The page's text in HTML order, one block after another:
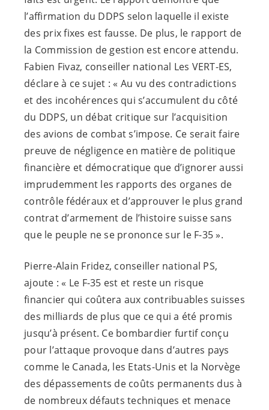
l’affirmation du DDPS selon laquelle il existe
des prix fixes est fausse. De plus, le rapport de
la Commission de gestion est encore attendu.
Fabien Fivaz, conseiller national Les VERT-​ES,
déclare à ce sujet : « Au vu des contradictions
et des incohérences qui s’accumulent du côté
du DDPS, un débat critique sur l’acquisition
des avions de combat s’impose. Ce serait faire
preuve de négligence en matière de politique
financière et démocratique que d’ignorer aussi
imprudemment les rapports des organes de
contrôle fédéraux et d’approuver le plus grand
contrat d’armement de l’histoire suisse sans
que le peuple ne se prononce sur le F-35 ».
Pierre-​Alain Fridez, conseiller national PS,
ajoute : « Le F-35 est et reste un risque
financier qui coûtera aux contribuables suisses
des milliards de plus que ce qui a été promis
jusqu’à présent. Ce bombardier furtif conçu
pour l’attaque provoque dans d’autres pays
comme le Canada, les Etats-​Unis et la Norvège
des dépassements de coûts permanents dus à
de nombreux défauts techniques et menace